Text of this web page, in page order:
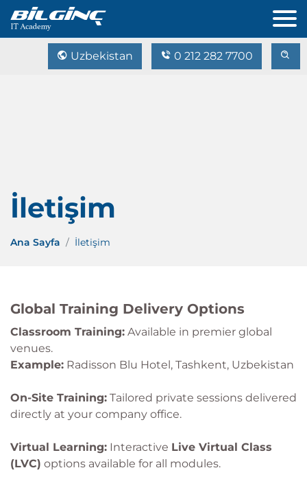
Uzbekistan 0 212 282 7700
İletişim
Ana Sayfa İletişim
Global Training Delivery Options
Classroom Training: Available in premier global
venues.
Example: Radisson Blu Hotel, Tashkent, Uzbekistan
On-Site Training: Tailored private sessions delivered
directly at your company office.
Virtual Learning: Interactive Live Virtual Class
(LVC) options available for all modules.